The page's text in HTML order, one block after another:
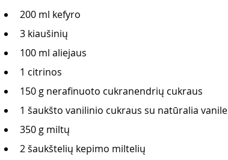
200 ml kefyro
3 kiaušinių
100 ml aliejaus
1 citrinos
150 g nerafinuoto cukranendrių cukraus
1 šaukšto vanilinio cukraus su natūralia vanile
350 g miltų
2 šaukštelių kepimo miltelių